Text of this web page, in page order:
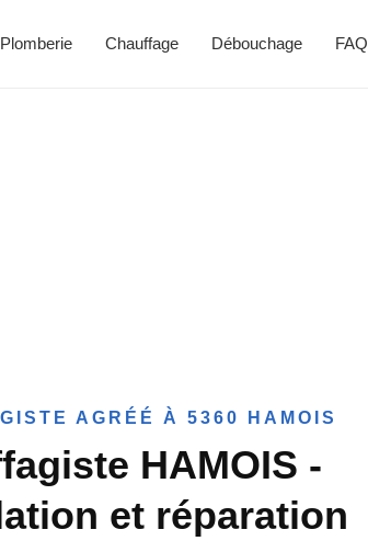
Plomberie Chauffage Débouchage FAQ
AGRÉÉ À 5360 HAMOIS
HAMOIS -
et réparation